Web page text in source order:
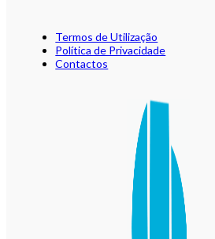
Termos de Utilização
Política de Privacidade
Contactos